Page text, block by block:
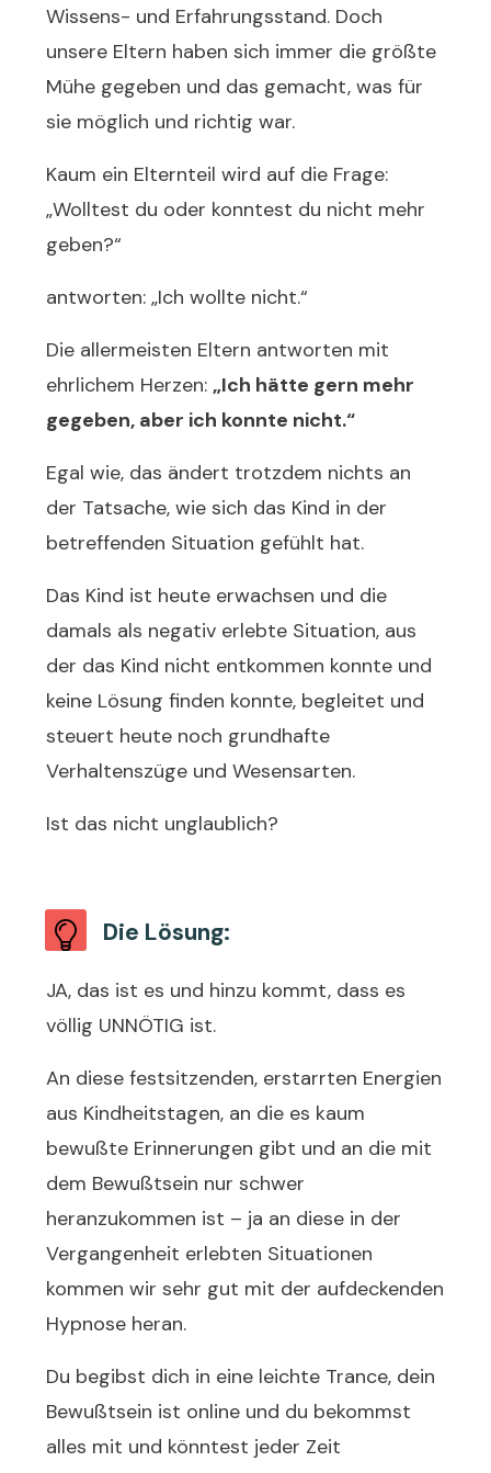
Wissens- und Erfahrungsstand. Doch
unsere Eltern haben sich immer die größte
Mühe gegeben und das gemacht, was für
sie möglich und richtig war.
Kaum ein Elternteil wird auf die Frage:
„Wolltest du oder konntest du nicht mehr
geben?“
antworten: „Ich wollte nicht.“
Die allermeisten Eltern antworten mit
ehrlichem Herzen: „Ich hätte gern mehr
gegeben, aber ich konnte nicht.“
Egal wie, das ändert trotzdem nichts an
der Tatsache, wie sich das Kind in der
betreffenden Situation gefühlt hat.
Das Kind ist heute erwachsen und die
damals als negativ erlebte Situation, aus
der das Kind nicht entkommen konnte und
keine Lösung finden konnte, begleitet und
steuert heute noch grundhafte
Verhaltenszüge und Wesensarten.
Ist das nicht unglaublich?
Die Lösung:
JA, das ist es und hinzu kommt, dass es
völlig UNNÖTIG ist.
An diese festsitzenden, erstarrten Energien
aus Kindheitstagen, an die es kaum
bewußte Erinnerungen gibt und an die mit
dem Bewußtsein nur schwer
heranzukommen ist – ja an diese in der
Vergangenheit erlebten Situationen
kommen wir sehr gut mit der aufdeckenden
Hypnose heran.
Du begibst dich in eine leichte Trance, dein
Bewußtsein ist online und du bekommst
alles mit und könntest jeder Zeit